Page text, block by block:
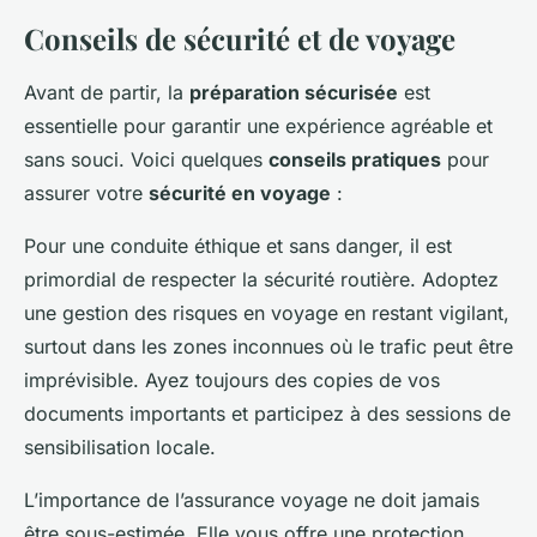
Conseils de sécurité et de voyage
Avant de partir, la préparation sécurisée est
essentielle pour garantir une expérience agréable et
sans souci. Voici quelques conseils pratiques pour
assurer votre sécurité en voyage :
Pour une conduite éthique et sans danger, il est
primordial de respecter la sécurité routière. Adoptez
une gestion des risques en voyage en restant vigilant,
surtout dans les zones inconnues où le trafic peut être
imprévisible. Ayez toujours des copies de vos
documents importants et participez à des sessions de
sensibilisation locale.
L’importance de l’assurance voyage ne doit jamais